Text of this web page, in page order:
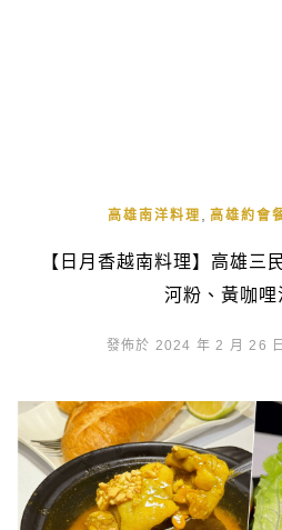
高雄南洋料理 高雄約會
【日月香越南料理】高雄三
河粉、黃咖哩
發佈於 2024 年 2 月 26